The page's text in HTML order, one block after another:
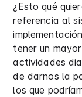
¿Esto qué
referencia al
tener un
actividades
de darnos la
los que